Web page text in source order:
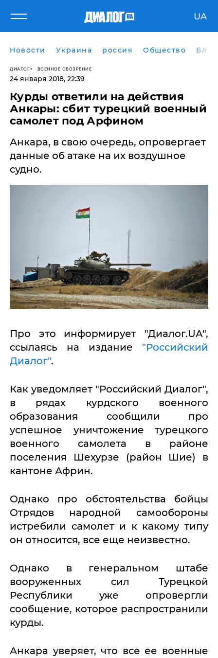
UA
Новости Украина россия Общество
ДИАЛОГ ВОЕННОЕ ОБОЗРЕНИЕ
24 января 2018, 22:39
Курды ответили на действия
Анкары: сбит турецкий военный
самолет под Арфином
Анкара, в свою очередь, опровергает
данные об атаке на их воздушное
судно.
Про это информирует "Диалог.UA",
ссылаясь на издание "Российский
Диалог".
Как уведомляет "Российский Диалог",
в рядах курдского военного
образования сообщили про
успешное уничтожение турецкого
военного самолета в районе
поселения Шехурзе (район Шие) в
кантоне Африн.
Однако про обстоятельства бойцы
Отрядов народной самообороны
истребили самолет и к какому типу
он относится, все еще неизвестно.
Однако в генеральном штабе
вооруженных сил Турецкой
Республики уже опровергли
сообщение, которое распространили
курды.
Анкара уверяет, что все ее военные